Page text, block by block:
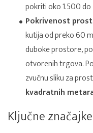
pokriti oko 1.500
Pokrivenost
kutija od preko 60
duboke prostore,
otvorenih trgova.
zvučnu sliku za
kvadratnih
Ključne